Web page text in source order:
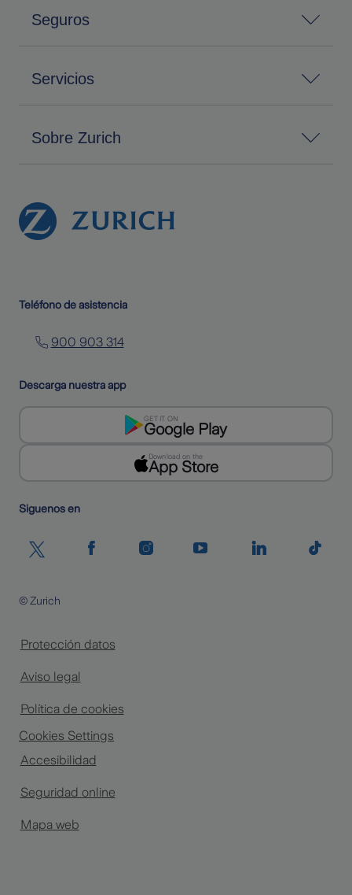
Seguros
Servicios
Sobre Zurich
Teléfono de asistencia
900 903 314
Descarga nuestra app
GET IT ON
Google Play
Download on the
App Store
Siguenos en
Protección datos
Aviso legal
Política de cookies
Cookies Settings
Accesibilidad
Seguridad online
Mapa web
© Zurich